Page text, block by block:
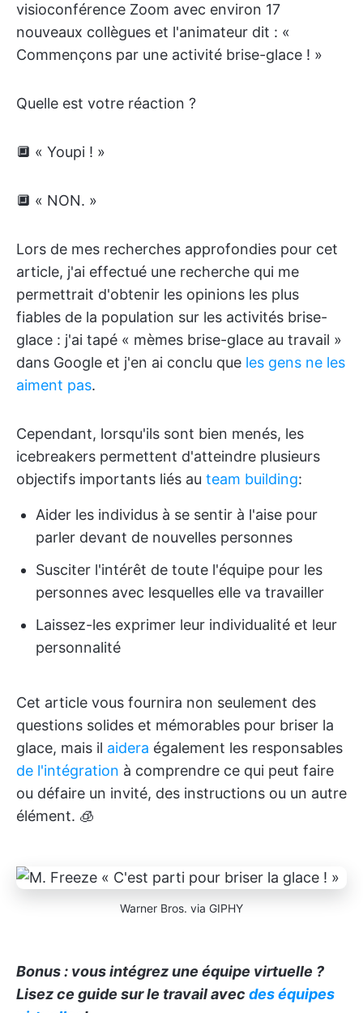
visioconférence Zoom avec environ 17
nouveaux collègues et l'animateur dit : «
Commençons par une activité brise-glace ! »
Quelle est votre réaction ?
🔲 « Youpi ! »
🔲 « NON. »
Lors de mes recherches approfondies pour cet
article, j'ai effectué une recherche qui me
permettrait d'obtenir les opinions les plus
fiables de la population sur les activités brise-
glace : j'ai tapé « mèmes brise-glace au travail »
dans Google et j'en ai conclu que les gens ne les
aiment pas.
Cependant, lorsqu'ils sont bien menés, les
icebreakers permettent d'atteindre plusieurs
objectifs importants liés au team building:
Aider les individus à se sentir à l'aise pour
parler devant de nouvelles personnes
Susciter l'intérêt de toute l'équipe pour les
personnes avec lesquelles elle va travailler
Laissez-les exprimer leur individualité et leur
personnalité
Cet article vous fournira non seulement des
questions solides et mémorables pour briser la
glace, mais il aidera également les responsables
de l'intégration à comprendre ce qui peut faire
ou défaire un invité, des instructions ou un autre
élément. 🧊
Warner Bros. via GIPHY
Bonus : vous intégrez une équipe virtuelle ?
Lisez ce guide sur le travail avec des équipes